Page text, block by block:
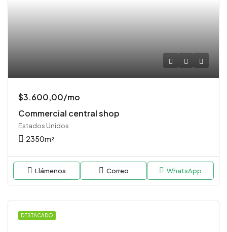
$3.600,00/mo
Commercial central shop
Estados Unidos
2350m²
Llámenos Correo WhatsApp
DESTACADO